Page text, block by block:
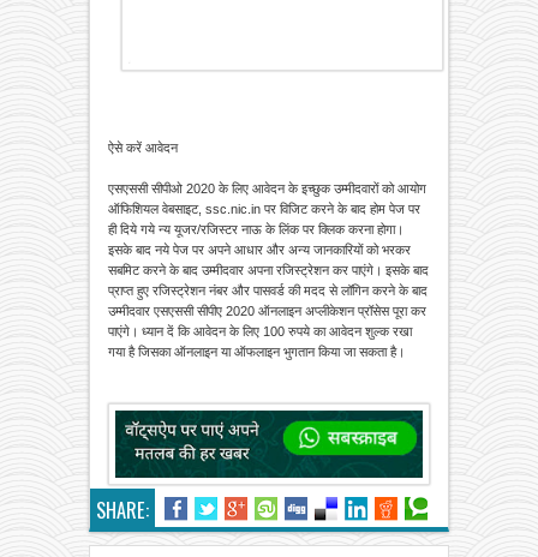
ऐसे करें आवेदन
एसएससी सीपीओ 2020 के लिए आवेदन के इच्छुक उम्मीदवारों को आयोग
ऑफिशियल वेबसाइट, ssc.nic.in पर विजिट करने के बाद होम पेज पर
ही दिये गये न्य यूजर/रजिस्टर नाऊ के लिंक पर क्लिक करना होगा।
इसके बाद नये पेज पर अपने आधार और अन्य जानकारियों को भरकर
सबमिट करने के बाद उम्मीदवार अपना रजिस्ट्रेशन कर पाएंगे। इसके बाद
प्राप्त हुए रजिस्ट्रेशन नंबर और पासवर्ड की मदद से लॉगिन करने के बाद
उम्मीदवार एसएससी सीपीए 2020 ऑनलाइन अप्लीकेशन प्रॉसेस पूरा कर
पाएंगे। ध्यान दें कि आवेदन के लिए 100 रुपये का आवेदन शुल्क रखा
गया है जिसका ऑनलाइन या ऑफलाइन भुगतान किया जा सकता है।
SHARE: